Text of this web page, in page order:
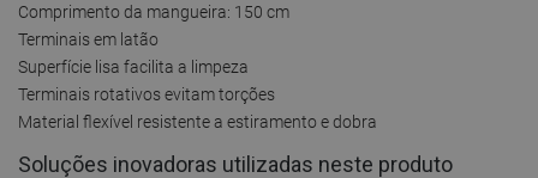
Comprimento da mangueira: 150 cm
Terminais em latão
Superfície lisa facilita a limpeza
Terminais rotativos evitam torções
Material flexível resistente a estiramento e dobra
Soluções inovadoras utilizadas neste produto